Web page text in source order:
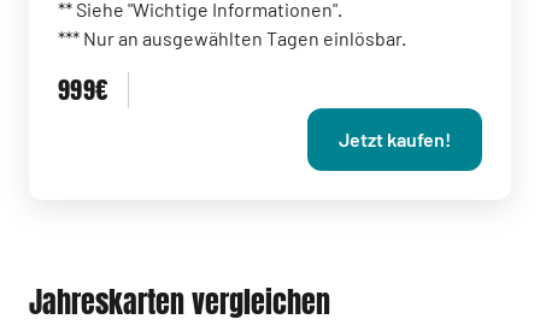
** Siehe "Wichtige Informationen".
*** Nur an ausgewählten Tagen einlösbar.
999€
Jetzt kaufen!
Jahreskarten vergleichen